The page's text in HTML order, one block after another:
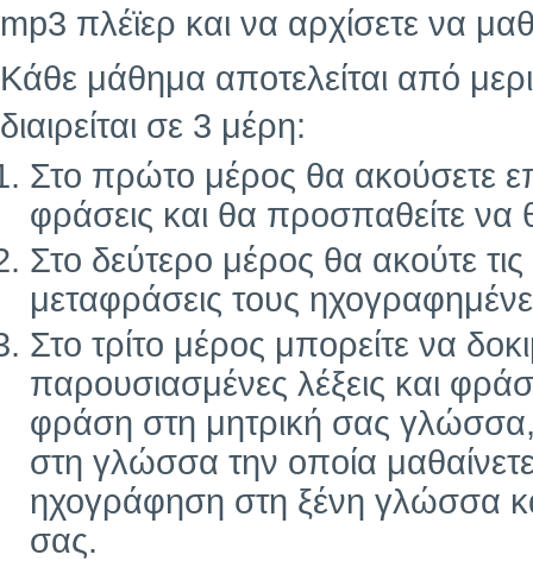
mp3 πλέϊερ και να αρχίσετε να
Κάθε μάθημα αποτελείται από
διαιρείται σε 3 μέρη:
Στο πρώτο μέρος θα ακούσετε
φράσεις και θα προσπαθείτε να
Στο δεύτερο μέρος θα ακούτε τις
μεταφράσεις τους
Στο τρίτο μέρος μπορείτε να
παρουσιασμένες λέξεις και
φράση στη μητρική σας
στη γλώσσα την οποία
ηχογράφηση στη ξένη γλώσσα
σας.